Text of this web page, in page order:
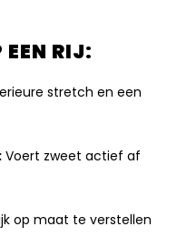
EEN RIJ:
stretch en een
Voert zweet actief af
op maat te verstellen